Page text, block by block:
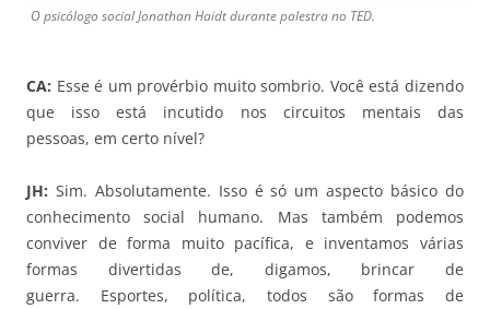
O psicólogo social Jonathan Haidt durante palestra no TED.
CA: Esse é um provérbio muito sombrio. Você está dizendo
que isso está incutido nos circuitos mentais das
pessoas, em certo nível?
JH: Sim. Absolutamente. Isso é só um aspecto básico do
conhecimento social humano. Mas também podemos
conviver de forma muito pacífica, e inventamos várias
formas divertidas de, digamos, brincar de
guerra. Esportes, política, todos são formas de